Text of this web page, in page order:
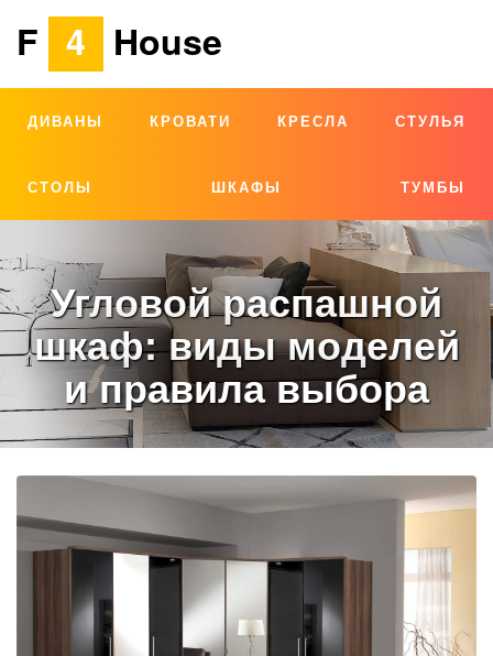
F 4 House
ДИВАНЫ КРОВАТИ КРЕСЛА СТУЛЬЯ
СТОЛЫ ШКАФЫ ТУМБЫ
Угловой распашной
шкаф: виды моделей
и правила выбора